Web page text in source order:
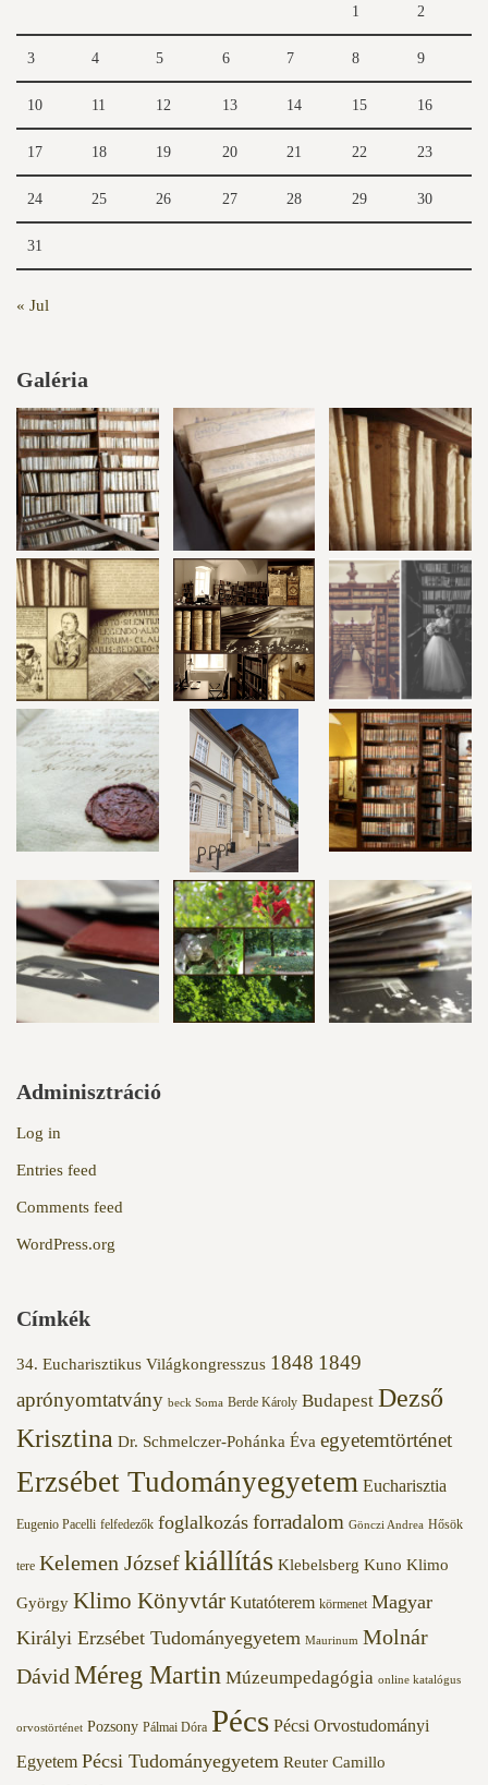
1 2
3 4 5 6 7 8 9
10 11 12 13 14 15 16
17 18 19 20 21 22 23
24 25 26 27 28 29 30
31
« Jul
Galéria
Adminisztráció
Log in
Entries feed
Comments feed
WordPress.org
Címkék
34. Eucharisztikus Világkongresszus 1848 1849
aprónyomtatvány beck Soma Berde Károly Budapest Dezső
Krisztina Dr. Schmelczer-Pohánka Éva egyetemtörténet
Erzsébet Tudományegyetem Eucharisztia
Eugenio Pacelli felfedezők foglalkozás forradalom Gönczi Andrea Hősök
tere Kelemen Józsefkiállítás Klebelsberg Kuno Klimo
György Klimo Könyvtár Kutatóterem körmenet Magyar
Királyi Erzsébet Tudományegyetem Maurinum Molnár
Dávid Méreg Martin Múzeumpedagógia online katalógus
orvostörténet Pozsony Pálmai Dóra Pécs Pécsi Orvostudományi
Egyetem Pécsi Tudományegyetem Reuter Camillo